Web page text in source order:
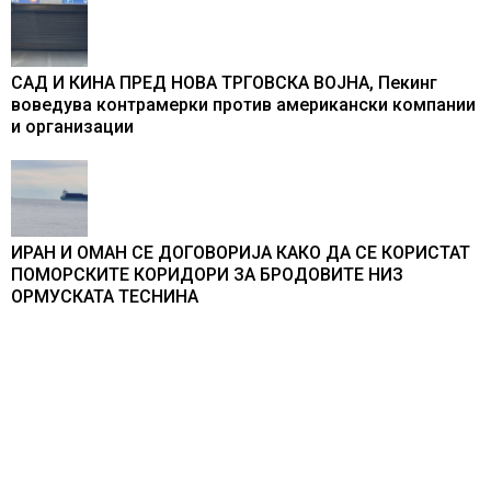
САД И КИНА ПРЕД НОВА ТРГОВСКА ВОЈНА, Пекинг
воведува контрамерки против американски компании
и организации
ИРАН И ОМАН СЕ ДОГОВОРИЈА КАКО ДА СЕ КОРИСТАТ
ПОМОРСКИТЕ КОРИДОРИ ЗА БРОДОВИТЕ НИЗ
ОРМУСКАТА ТЕСНИНА